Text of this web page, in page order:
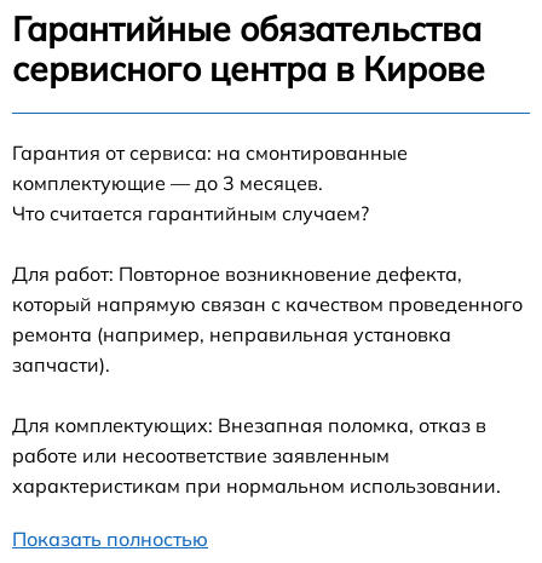
Гарантийные обязательства
сервисного центра в Кирове
Гарантия от сервиса: на смонтированные
комплектующие — до 3 месяцев.
Что считается гарантийным случаем?
Для работ: Повторное возникновение дефекта,
который напрямую связан с качеством проведенного
ремонта (например, неправильная установка
запчасти).
Для комплектующих: Внезапная поломка, отказ в
работе или несоответствие заявленным
характеристикам при нормальном использовании.
Показать полностью